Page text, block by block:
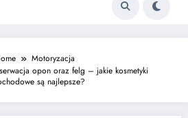
Motoryzacja
opon oraz felg – jakie kosmetyki
są najlepsze?